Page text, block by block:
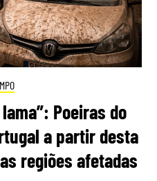
Poeiras do
a partir desta
regiões afetadas